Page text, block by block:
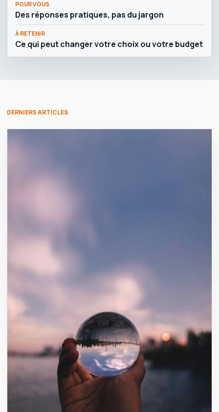
POUR VOUS
Des réponses pratiques, pas du jargon
À RETENIR
Ce qui peut changer votre choix ou votre budget
DERNIERS ARTICLES